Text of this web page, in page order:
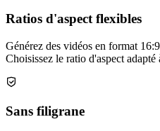
Ratios d'aspect flexibles
Générez des vidéos en format
Choisissez le ratio d'aspect
Sans filigrane